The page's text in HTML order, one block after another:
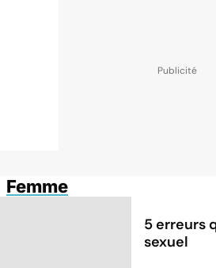
Femme
5 erreurs
sexuel